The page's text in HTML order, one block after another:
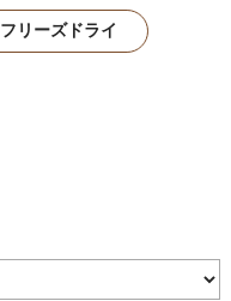
フリーズドライ